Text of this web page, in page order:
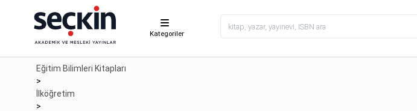
Kategoriler
Eğitim Bilimleri Kitapları
>
İlköğretim
>